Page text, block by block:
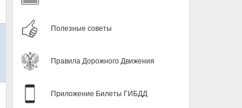
Полезные советы
Правила Дорожного Движения
Приложение Билеты ГИБДД